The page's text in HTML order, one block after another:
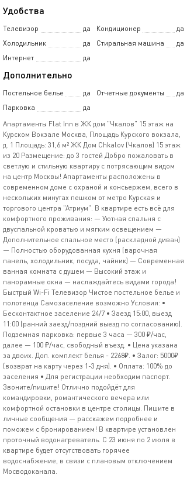
Удобства
Телевизор да Кондиционер
да
Холодильник
да Стиральная машина
да
Интернет
да
Дополнительно
Постельное белье да Отчетные документы
да
Парковка
да
Апартаменты Flat Inn в ЖК дом "Чкалов" 15 этаж на
Курском Вокзале Москва, Площадь Курского вокзала,
д. 1 Площадь: 31,6 м² ЖК Дом Chkalov (Чкалов) 15 этаж
из 20 Размещение: до 3 гостей Добро пожаловать в
светлую и стильную квартиру с потрясающим видом
на центр Москвы! Апартаменты расположены в
современном доме с охраной и консьержем, всего в
нескольких минутах пешком от метро Курская и
торгового центра "Атриум". В квартире есть всё для
комфортного проживания: — Уютная спальня с
двуспальной кроватью и мягким освещением —
Дополнительное спальное место (раскладной диван)
— Полностью оборудованная кухня (варочная
панель, холодильник, посуда, чайник) — Современная
ванная комната с душем — Высокий этаж и
панорамные окна — наслаждайтесь видами города!
Быстрый Wi-Fi Телевизор Чистое постельное белье и
полотенца Самозаселение возможно Условия: •
Бесконтактное заселение 24/7 • Заезд 15:00, выезд
11:00 (ранний заезд/поздний выезд по согласованию).
Подземная парковка: первые 3 часа — 300 ₽/час,
далее — 100 ₽/час, свободный въезд. • Цена указана
за двоих. Доп. комплект белья - 2268₽. • Залог: 5000₽
(возврат на карту через 1-3 дня). • Оплата: 100% до
заселения • Для регистрации необходим паспорт.
Звоните/пишите! Отлично подойдёт для
командировки, романтического вечера или
комфортной остановки в центре столицы. Пишите в
личные сообщения — расскажем подробнее и
поможем с бронированием! В квартире установлен
проточный водонагреватель. С 23 июня по 2 июля в
квартире будет отсутствовать горячее
водоснабжение, в связи с плановым отключением
Мосводоканала.